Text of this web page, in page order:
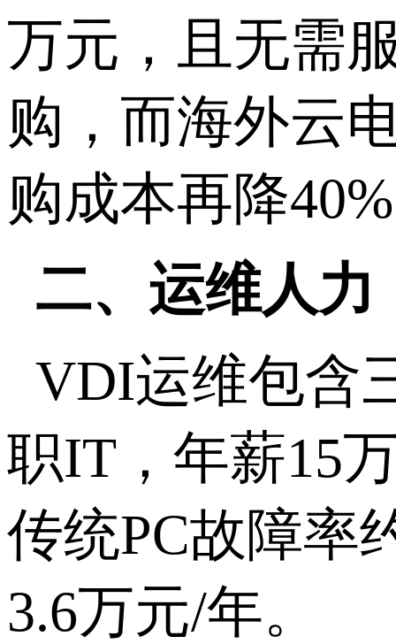
万元，且无需
购，而海外云
购成本再降40%
二、运维人力
VDI运维包含
职IT ，年薪15
传统PC故障率
3.6万元/年。